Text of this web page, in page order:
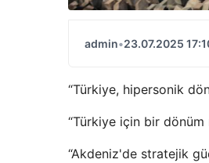
admin•23.07.2025
“Türkiye, hipersonik
“Türkiye için bir dönüm
“Akdeniz'de stratejik